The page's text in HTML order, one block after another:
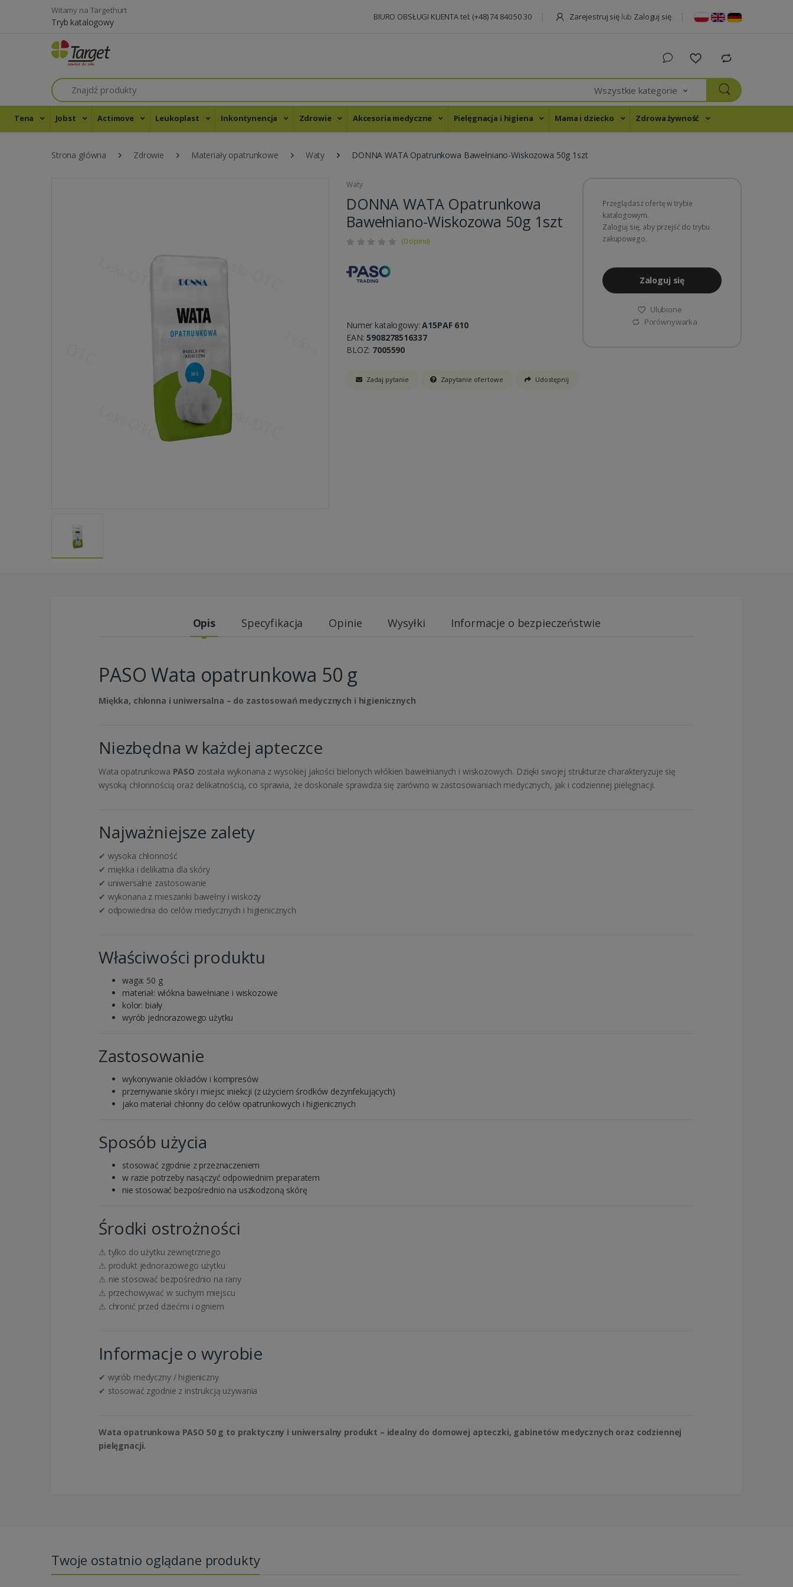
Witamy na Targethurt
Tryb katalogowy BIURO OBSŁUGI KLIENTA tel: (+48) 74 840 50 30 Zarejestruj się lub Zaloguj się
Szukaj
Wszystkie kategorie
Tena Jobst Actimove Leukoplast Inkontynencja Zdrowie Akcesoria medyczne Pielęgnacja i higiena Mama i dziecko Zdrowa żywność
Strona główna Zdrowie Materiały opatrunkowe Waty DONNA WATA Opatrunkowa Bawełniano-Wiskozowa 50g 1szt
Waty
DONNA WATA Opatrunkowa
Bawełniano-Wiskozowa 50g 1szt
(0 opinii)
Numer katalogowy:A15PAF 610
EAN:5908278516337
BLOZ: 7005590
Zadaj pytanie Zapytanie ofertowe Udostępnij
Przeglądasz ofertę w trybie
katalogowym.
Zaloguj się, aby przejść do trybu
zakupowego.
Zaloguj się
Ulubione
Porównywarka
Opis Specyfikacja Opinie Wysyłki Informacje o bezpieczeństwie
PASO Wata opatrunkowa 50 g
Miękka, chłonna i uniwersalna – do zastosowań medycznych i higienicznych
Niezbędna w każdej apteczce
Wata opatrunkowa PASO została wykonana z wysokiej jakości bielonych włókien bawełnianych i wiskozowych. Dzięki swojej strukturze charakteryzuje się
wysoką chłonnością oraz delikatnością, co sprawia, że doskonale sprawdza się zarówno w zastosowaniach medycznych, jak i codziennej pielęgnacji.
Najważniejsze zalety
✔ wysoka chłonność
✔ miękka i delikatna dla skóry
✔ uniwersalne zastosowanie
✔ wykonana z mieszanki bawełny i wiskozy
✔ odpowiednia do celów medycznych i higienicznych
Właściwości produktu
waga: 50 g
materiał: włókna bawełniane i wiskozowe
kolor: biały
wyrób jednorazowego użytku
Zastosowanie
wykonywanie okładów i kompresów
przemywanie skóry i miejsc iniekcji (z użyciem środków dezynfekujących)
jako materiał chłonny do celów opatrunkowych i higienicznych
Sposób użycia
stosować zgodnie z przeznaczeniem
w razie potrzeby nasączyć odpowiednim preparatem
nie stosować bezpośrednio na uszkodzoną skórę
Środki ostrożności
⚠ tylko do użytku zewnętrznego
⚠ produkt jednorazowego użytku
⚠ nie stosować bezpośrednio na rany
⚠ przechowywać w suchym miejscu
⚠ chronić przed dziećmi i ogniem
Informacje o wyrobie
✔ wyrób medyczny / higieniczny
✔ stosować zgodnie z instrukcją używania
Wata opatrunkowa PASO 50 g to praktyczny i uniwersalny produkt – idealny do domowej apteczki, gabinetów medycznych oraz codziennej
pielęgnacji.
Twoje ostatnio oglądane produkty